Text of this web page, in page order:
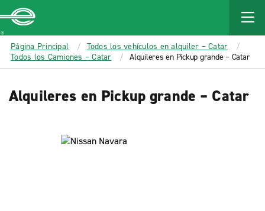
MAIN
CONTENT
Enterprise
Página Principal
Todos los vehículos en alquiler – Catar
Todos los Camiones – Catar
Alquileres en Pickup grande – Catar
Alquileres en Pickup grande – Catar